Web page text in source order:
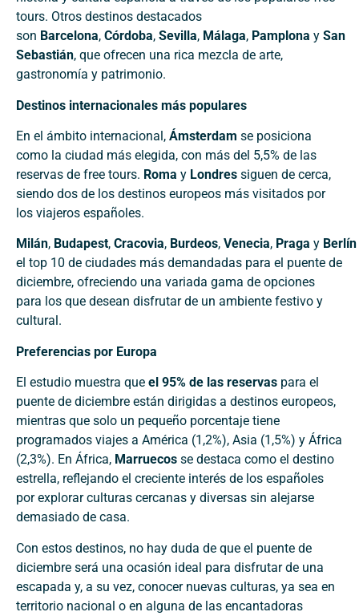
tours. Otros destinos destacados
son Barcelona, Córdoba, Sevilla, Málaga, Pamplona y San
Sebastián, que ofrecen una rica mezcla de arte,
gastronomía y patrimonio.
Destinos internacionales más populares
En el ámbito internacional, Ámsterdam se posiciona
como la ciudad más elegida, con más del 5,5% de las
reservas de free tours. Roma y Londres siguen de cerca,
siendo dos de los destinos europeos más visitados por
los viajeros españoles.
Milán, Budapest, Cracovia, Burdeos, Venecia, Praga y Berlín
el top 10 de ciudades más demandadas para el puente de
diciembre, ofreciendo una variada gama de opciones
para los que desean disfrutar de un ambiente festivo y
cultural.
Preferencias por Europa
El estudio muestra que el 95% de las reservas para el
puente de diciembre están dirigidas a destinos europeos,
mientras que solo un pequeño porcentaje tiene
programados viajes a América (1,2%), Asia (1,5%) y África
(2,3%). En África, Marruecos se destaca como el destino
estrella, reflejando el creciente interés de los españoles
por explorar culturas cercanas y diversas sin alejarse
demasiado de casa.
Con estos destinos, no hay duda de que el puente de
diciembre será una ocasión ideal para disfrutar de una
escapada y, a su vez, conocer nuevas culturas, ya sea en
territorio nacional o en alguna de las encantadoras